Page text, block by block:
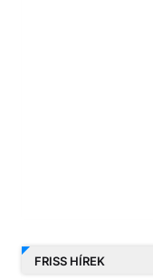
FRISS HÍREK